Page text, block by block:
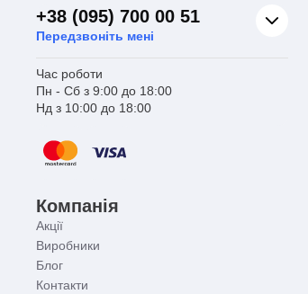
+38 (095) 700 00 51
Передзвоніть мені
Час роботи
Пн - Сб з 9:00 до 18:00
Нд з 10:00 до 18:00
Компанія
Акції
Виробники
Блог
Контакти